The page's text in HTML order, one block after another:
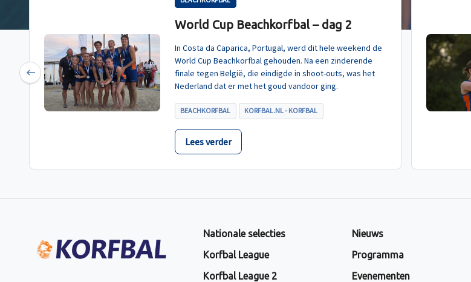
World Cup Beachkorfbal – dag 2
In Costa da Caparica, Portugal, werd dit hele weekend de
World Cup Beachkorfbal gehouden. Na een zinderende
finale tegen België, die eindigde in shoot-outs, was het
Nederland dat er met het goud vandoor ging.
BEACHKORFBAL KORFBAL.NL - KORFBAL
Lees verder
Previous
Nationale selecties
Korfbal League
Korfbal League 2
Nieuws
Programma
Evenementen